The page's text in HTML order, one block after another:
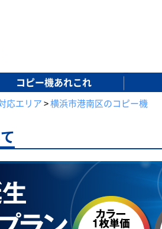
コピー機あれこれ
応エリア>横浜市港南区のコピー機